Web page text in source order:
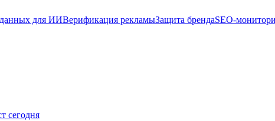
для ИИВерификация рекламыЗащита брендаSEO-
сегодня